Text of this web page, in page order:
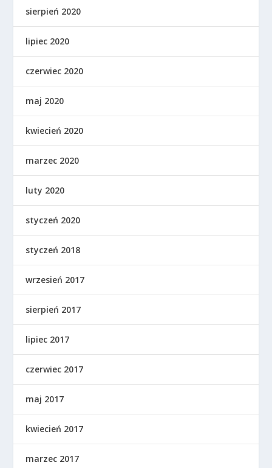
sierpień 2020
lipiec 2020
czerwiec 2020
maj 2020
kwiecień 2020
marzec 2020
luty 2020
styczeń 2020
styczeń 2018
wrzesień 2017
sierpień 2017
lipiec 2017
czerwiec 2017
maj 2017
kwiecień 2017
marzec 2017